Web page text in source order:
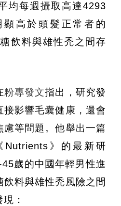
均每週攝取高達4293
高於頭髮正常者的
飲料與雄性禿之間存
粉專發文指出，研究發
影響毛囊健康，還會
慮等問題。他舉出一篇
》的最新研
歲的中國年輕男性進
料與雄性禿風險之間
：